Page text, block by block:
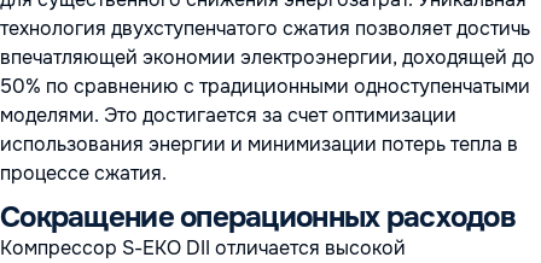
технология двухступенчатого сжатия позволяет достичь
впечатляющей экономии электроэнергии, доходящей до
50% по сравнению с традиционными одноступенчатыми
моделями. Это достигается за счет оптимизации
использования энергии и минимизации потерь тепла в
процессе сжатия.
Сокращение операционных расходов
Компрессор S-EKO DII отличается высокой